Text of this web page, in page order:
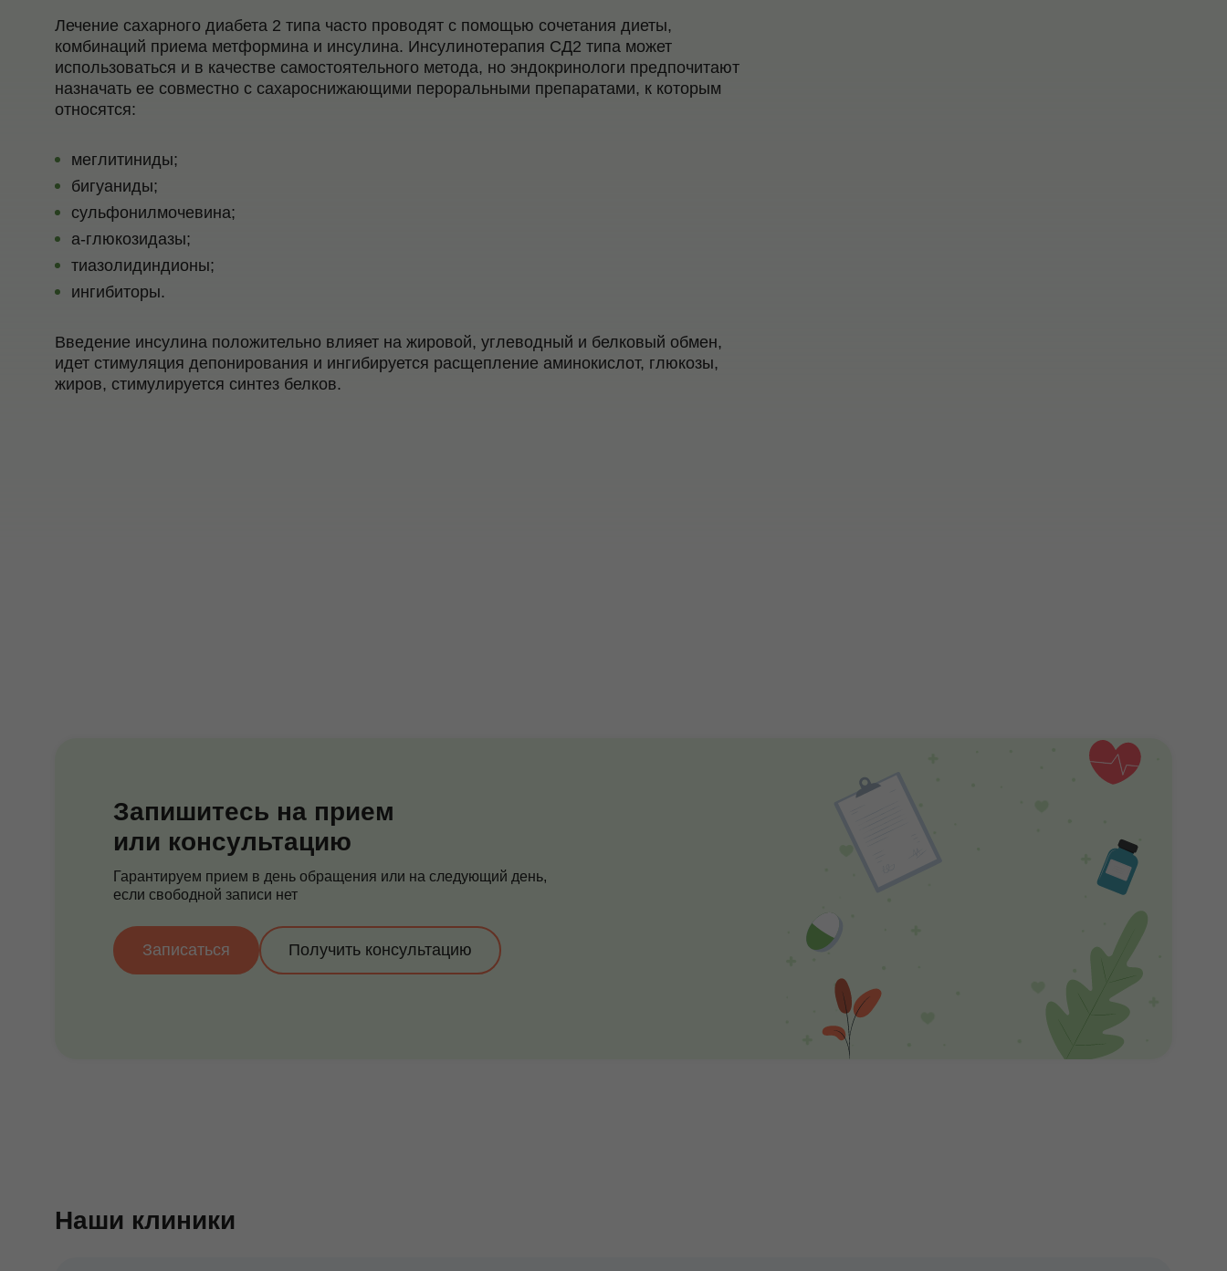
Лечение сахарного диабета 2 типа часто проводят с помощью сочетания диеты,
комбинаций приема метформина и инсулина. Инсулинотерапия СД2 типа может
использоваться и в качестве самостоятельного метода, но эндокринологи предпочитают
назначать ее совместно с сахароснижающими пероральными препаратами, к которым
относятся:
меглитиниды;
бигуаниды;
сульфонилмочевина;
a-глюкозидазы;
тиазолидиндионы;
ингибиторы.
Введение инсулина положительно влияет на жировой, углеводный и белковый обмен,
идет стимуляция депонирования и ингибируется расщепление аминокислот, глюкозы,
жиров, стимулируется синтез белков.
Запишитесь на прием
или консультацию
Гарантируем прием в день обращения или на следующий день,
если свободной записи нет
Записаться Получить консультацию
Наши клиники